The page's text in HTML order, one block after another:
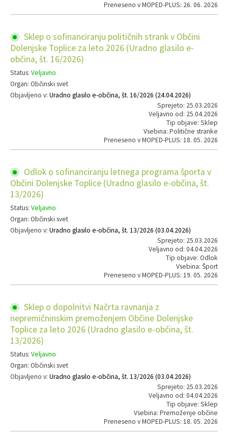
Preneseno v MOPED-PLUS: 26. 06. 2026
Sklep o sofinanciranju političnih strank v Občini
Dolenjske Toplice za leto 2026 (Uradno glasilo e-
občina, št. 16/2026)
Status: Veljavno
Organ: Občinski svet
Objavljeno v: Uradno glasilo e-občina, št. 16/2026 (24.04.2026)
Sprejeto: 25.03.2026
Veljavno od: 25.04.2026
Tip objave: Sklep
Vsebina: Politične stranke
Preneseno v MOPED-PLUS: 18. 05. 2026
Odlok o sofinanciranju letnega programa športa v
Občini Dolenjske Toplice (Uradno glasilo e-občina, št.
13/2026)
Status: Veljavno
Organ: Občinski svet
Objavljeno v: Uradno glasilo e-občina, št. 13/2026 (03.04.2026)
Sprejeto: 25.03.2026
Veljavno od: 04.04.2026
Tip objave: Odlok
Vsebina: Šport
Preneseno v MOPED-PLUS: 19. 05. 2026
Sklep o dopolnitvi Načrta ravnanja z
nepremičninskim premoženjem Občine Dolenjske
Toplice za leto 2026 (Uradno glasilo e-občina, št.
13/2026)
Status: Veljavno
Organ: Občinski svet
Objavljeno v: Uradno glasilo e-občina, št. 13/2026 (03.04.2026)
Sprejeto: 25.03.2026
Veljavno od: 04.04.2026
Tip objave: Sklep
Vsebina: Premoženje občine
Preneseno v MOPED-PLUS: 18. 05. 2026